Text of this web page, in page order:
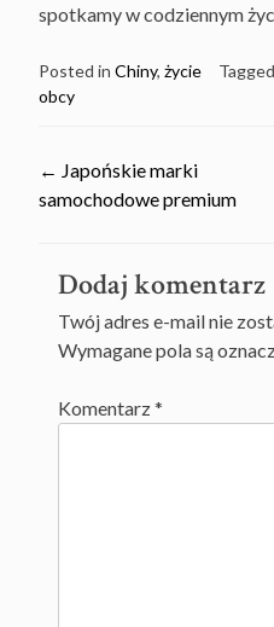
spotkamy w codziennym
Posted in Chiny, życie Tagged
obcy
Post
← Japońskie marki
samochodowe premium
Dodaj komentarz
Twój adres e-mail nie
Wymagane pola są
Komentarz*